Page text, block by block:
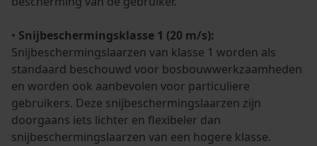
• Snijbeschermingsklasse 1 (20 m/s):
Snijbeschermingslaarzen van klasse 1 worden als
standaard beschouwd voor bosbouwwerkzaamheden
en worden ook aanbevolen voor particuliere
gebruikers. Deze snijbeschermingslaarzen zijn
doorgaans iets lichter en flexibeler dan
snijbeschermingslaarzen van een hogere klasse.